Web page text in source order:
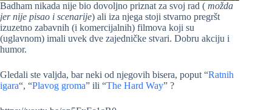
Badham nikada nije bio dovoljno priznat za svoj rad ( možda
jer nije pisao i scenarije) ali iza njega stoji stvarno pregršt
izuzetno zabavnih (i komercijalnih) filmova koji su
(uglavnom) imali uvek dve zajedničke stvari. Dobru akciju i
humor.
Gledali ste valjda, bar neki od njegovih bisera, poput “Ratnih
igara“, “Plavog groma” ili “The Hard Way” ?